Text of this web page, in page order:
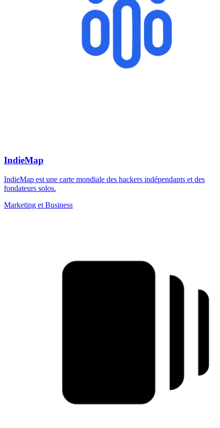
IndieMap
IndieMap est une carte mondiale des hackers indépendants et des
fondateurs solos.
Marketing et Business